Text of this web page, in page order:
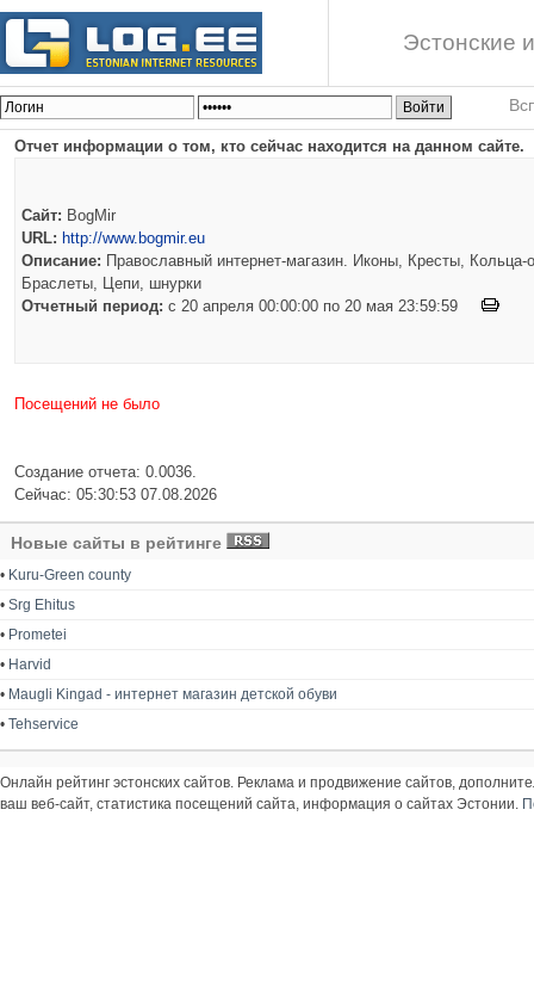
Эстонские
Отчет информации о том, кто сейчас находится на данном сайте.
Сайт: BogMir
URL: http://www.bogmir.eu
Описание: Православный интернет-магазин. Иконы, Кресты, Кольца-
Браслеты, Цепи, шнурки
Отчетный период: c 20 апреля 00:00:00 по 20 мая 23:59:59
Посещений не было
Создание отчета: 0.0036.
Сейчас: 05:30:53 07.08.2026
Новые сайты в рейтинге
• Kuru-Green county
• Srg Ehitus
• Prometei
• Harvid
• Maugli Kingad - интернет магазин детской обуви
• Tehservice
Онлайн рейтинг эстонских сайтов. Реклама и продвижение сайтов,
ваш веб-сайт, статистика посещений сайта, информация о сайтах Эстонии.